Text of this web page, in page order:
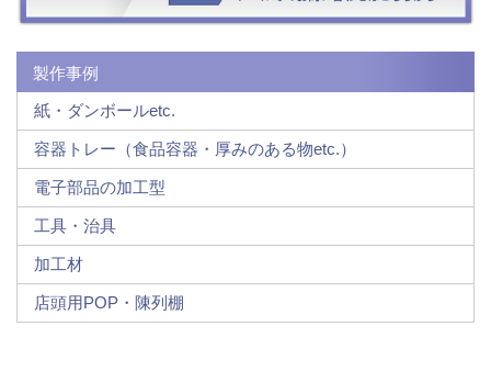
製作事例
紙・ダンボールetc.
容器トレー（食品容器・厚みのある物etc.）
電子部品の加工型
工具・治具
加工材
店頭用POP・陳列棚